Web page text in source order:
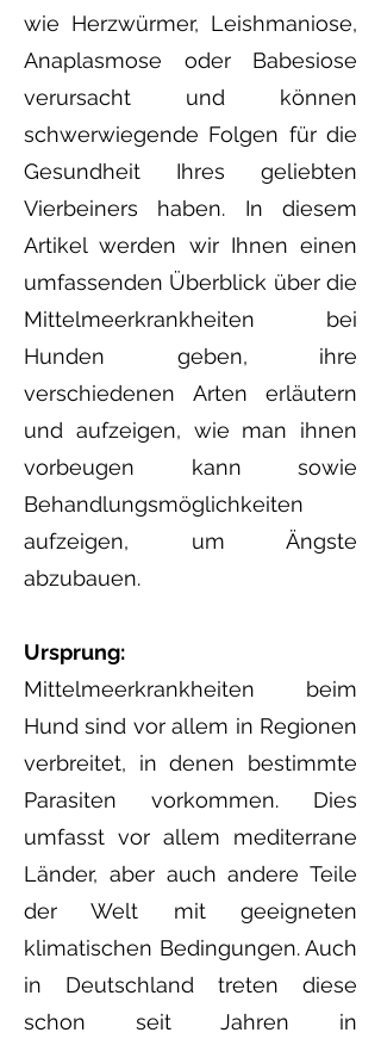
wie Herzwürmer, Leishmaniose,
Anaplasmose oder Babesiose
verursacht und können
schwerwiegende Folgen für die
Gesundheit Ihres geliebten
Vierbeiners haben. In diesem
Artikel werden wir Ihnen einen
umfassenden Überblick über die
Mittelmeerkrankheiten bei
Hunden geben, ihre
verschiedenen Arten erläutern
und aufzeigen, wie man ihnen
vorbeugen kann sowie
Behandlungsmöglichkeiten
aufzeigen, um Ängste
abzubauen.
Ursprung:
Mittelmeerkrankheiten beim
Hund sind vor allem in Regionen
verbreitet, in denen bestimmte
Parasiten vorkommen. Dies
umfasst vor allem mediterrane
Länder, aber auch andere Teile
der Welt mit geeigneten
klimatischen Bedingungen. Auch
in Deutschland treten diese
schon seit Jahren in